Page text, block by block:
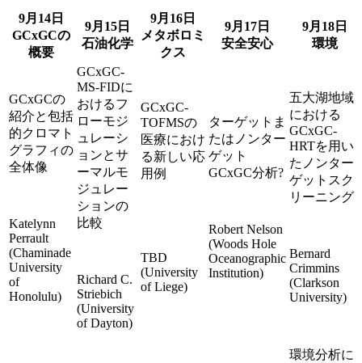
9月14日
GCxGCの
概要
9月15日
石油化学
9月16日
メタボロミ
クス
9月17日
安全安心
9月18日
環境
GCxGCの
紹介と包括
的クロマト
グラフィの
全体像
Katelynn
Perrault
(Chaminade
University
of
Honolulu)
GCxGC-
MS-FIDに
おけるフ
ローモジ
ュレーシ
ョンとサ
ーマルモ
ジュレー
ションの
比較
Richard C.
Striebich
(University
of Dayton)
GCxGC-
TOFMSの
医療におけ
る新しい応
用例
TBD
(University
of Liege)
ターゲットま
たはノンター
ゲット
GCxGC分析?
Robert Nelson
(Woods Hole
Oceanographic
Institution)
五大湖地域
における
GCxGC-
HRTを用い
たノンター
ゲットスク
リーニング
Bernard
Crimmins
(Clarkson
University)
環境分析に